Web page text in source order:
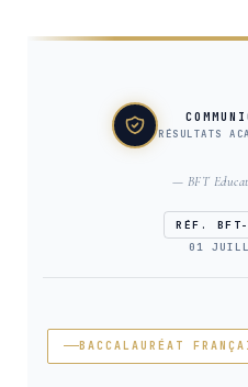
BFT Education Group
RÉSULTATS
— BFT
RÉF.
01
BACCALAURÉAT